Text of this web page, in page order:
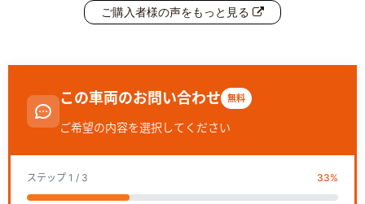
ご購入者様の声をもっと見る
この車両のお問い合わせ 無料
ご希望の内容を選択してください
ステップ 1 / 3 33%